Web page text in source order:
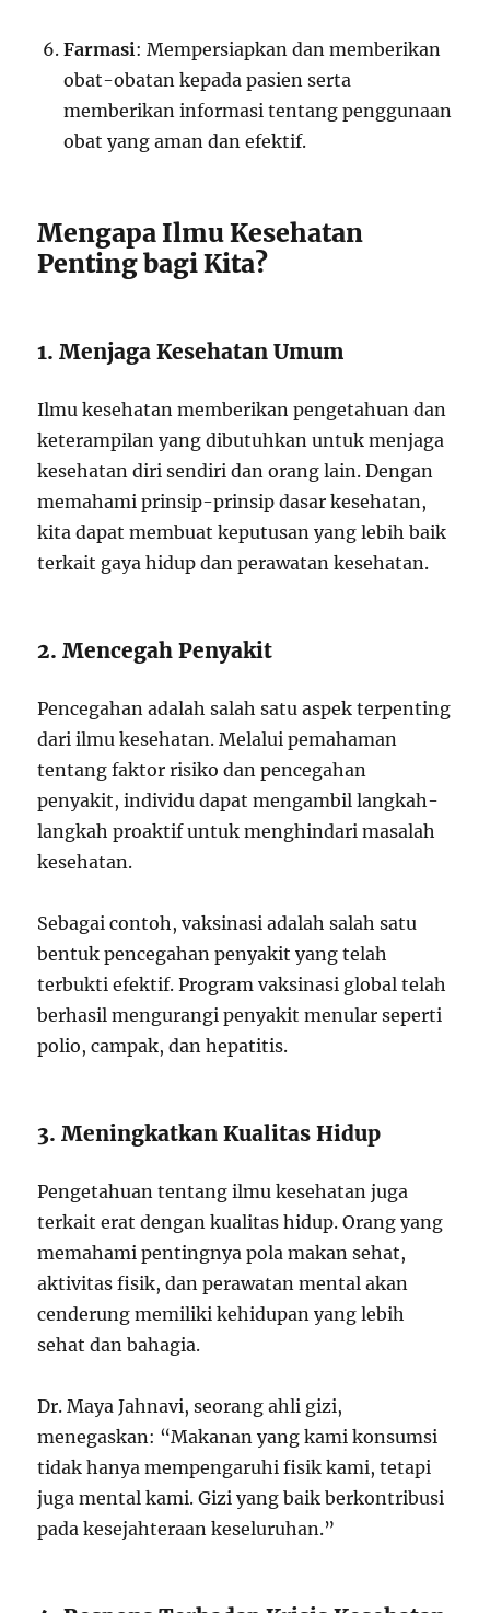
Farmasi: Mempersiapkan dan memberikan
obat-obatan kepada pasien serta
memberikan informasi tentang penggunaan
obat yang aman dan efektif.
Mengapa Ilmu Kesehatan
Penting bagi Kita?
1. Menjaga Kesehatan Umum
Ilmu kesehatan memberikan pengetahuan dan
keterampilan yang dibutuhkan untuk menjaga
kesehatan diri sendiri dan orang lain. Dengan
memahami prinsip-prinsip dasar kesehatan,
kita dapat membuat keputusan yang lebih baik
terkait gaya hidup dan perawatan kesehatan.
2. Mencegah Penyakit
Pencegahan adalah salah satu aspek terpenting
dari ilmu kesehatan. Melalui pemahaman
tentang faktor risiko dan pencegahan
penyakit, individu dapat mengambil langkah-
langkah proaktif untuk menghindari masalah
kesehatan.
Sebagai contoh, vaksinasi adalah salah satu
bentuk pencegahan penyakit yang telah
terbukti efektif. Program vaksinasi global telah
berhasil mengurangi penyakit menular seperti
polio, campak, dan hepatitis.
3. Meningkatkan Kualitas Hidup
Pengetahuan tentang ilmu kesehatan juga
terkait erat dengan kualitas hidup. Orang yang
memahami pentingnya pola makan sehat,
aktivitas fisik, dan perawatan mental akan
cenderung memiliki kehidupan yang lebih
sehat dan bahagia.
Dr. Maya Jahnavi, seorang ahli gizi,
menegaskan: “Makanan yang kami konsumsi
tidak hanya mempengaruhi fisik kami, tetapi
juga mental kami. Gizi yang baik berkontribusi
pada kesejahteraan keseluruhan.”